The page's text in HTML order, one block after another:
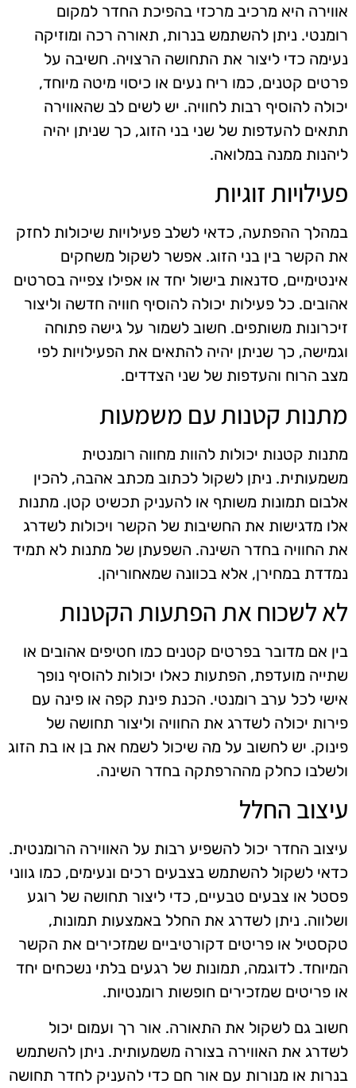
אווירה היא מרכיב מרכזי בהפיכת החדר למקום
רומנטי. ניתן להשתמש בנרות, תאורה רכה ומוזיקה
נעימה כדי ליצור את התחושה הרצויה. חשיבה על
פרטים קטנים, כמו ריח נעים או כיסוי מיטה מיוחד,
יכולה להוסיף רבות לחוויה. יש לשים לב שהאווירה
תתאים להעדפות של שני בני הזוג, כך שניתן יהיה
ליהנות ממנה במלואה.
פעילויות זוגיות
במהלך ההפתעה, כדאי לשלב פעילויות שיכולות לחזק
את הקשר בין בני הזוג. אפשר לשקול משחקים
אינטימיים, סדנאות בישול יחד או אפילו צפייה בסרטים
אהובים. כל פעילות יכולה להוסיף חוויה חדשה וליצור
זיכרונות משותפים. חשוב לשמור על גישה פתוחה
וגמישה, כך שניתן יהיה להתאים את הפעילויות לפי
מצב הרוח והעדפות של שני הצדדים.
מתנות קטנות עם משמעות
מתנות קטנות יכולות להוות מחווה רומנטית
משמעותית. ניתן לשקול לכתוב מכתב אהבה, להכין
אלבום תמונות משותף או להעניק תכשיט קטן. מתנות
אלו מדגישות את החשיבות של הקשר ויכולות לשדרג
את החוויה בחדר השינה. השפעתן של מתנות לא תמיד
נמדדת במחירן, אלא בכוונה שמאחוריהן.
לא לשכוח את הפתעות הקטנות
בין אם מדובר בפרטים קטנים כמו חטיפים אהובים או
שתייה מועדפת, הפתעות כאלו יכולות להוסיף נופך
אישי לכל ערב רומנטי. הכנת פינת קפה או פינה עם
פירות יכולה לשדרג את החוויה וליצור תחושה של
פינוק. יש לחשוב על מה שיכול לשמח את בן או בת הזוג
ולשלבו כחלק מההרפתקה בחדר השינה.
עיצוב החלל
עיצוב החדר יכול להשפיע רבות על האווירה הרומנטית.
כדאי לשקול להשתמש בצבעים רכים ונעימים, כמו גווני
פסטל או צבעים טבעיים, כדי ליצור תחושה של רוגע
ושלווה. ניתן לשדרג את החלל באמצעות תמונות,
טקסטיל או פריטים דקורטיביים שמזכירים את הקשר
המיוחד. לדוגמה, תמונות של רגעים בלתי נשכחים יחד
או פריטים שמזכירים חופשות רומנטיות.
חשוב גם לשקול את התאורה. אור רך ועמום יכול
לשדרג את האווירה בצורה משמעותית. ניתן להשתמש
בנרות או מנורות עם אור חם כדי להעניק לחדר תחושה